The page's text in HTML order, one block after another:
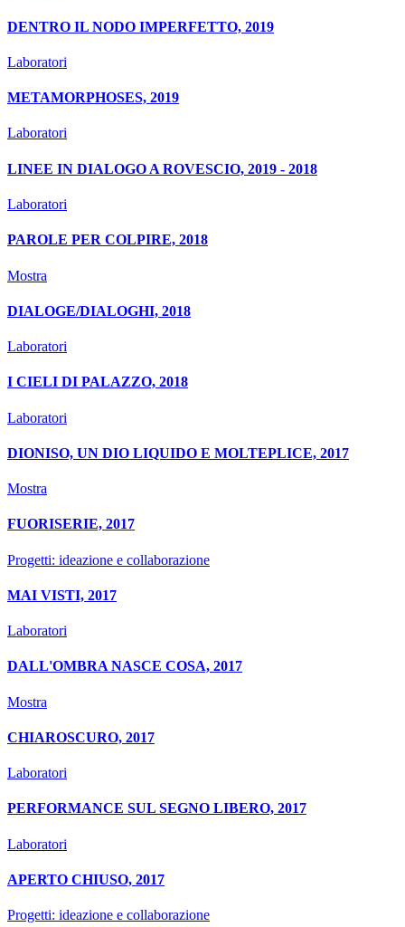
DENTRO IL NODO IMPERFETTO, 2019
Laboratori
METAMORPHOSES, 2019
Laboratori
LINEE IN DIALOGO A ROVESCIO, 2019 - 2018
Laboratori
PAROLE PER COLPIRE, 2018
Mostra
DIALOGE/DIALOGHI, 2018
Laboratori
I CIELI DI PALAZZO, 2018
Laboratori
DIONISO, UN DIO LIQUIDO E MOLTEPLICE, 2017
Mostra
FUORISERIE, 2017
Progetti: ideazione e collaborazione
MAI VISTI, 2017
Laboratori
DALL'OMBRA NASCE COSA, 2017
Mostra
CHIAROSCURO, 2017
Laboratori
PERFORMANCE SUL SEGNO LIBERO, 2017
Laboratori
APERTO CHIUSO, 2017
Progetti: ideazione e collaborazione